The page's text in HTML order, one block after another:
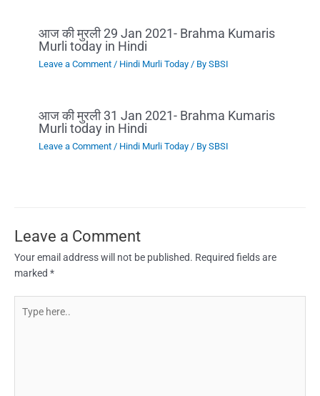
आज की मुरली 29 Jan 2021- Brahma Kumaris
Murli today in Hindi
Leave a Comment / Hindi Murli Today / BySBSI
आज की मुरली 31 Jan 2021- Brahma Kumaris
Murli today in Hindi
Leave a Comment / Hindi Murli Today / BySBSI
Leave a Comment
Your email address will not be published. Required fields are
marked *
here..